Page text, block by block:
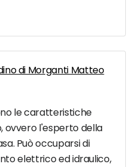
di Morganti Matteo
le caratteristiche
ovvero l'esperto della
Può occuparsi di
elettrico ed idraulico,